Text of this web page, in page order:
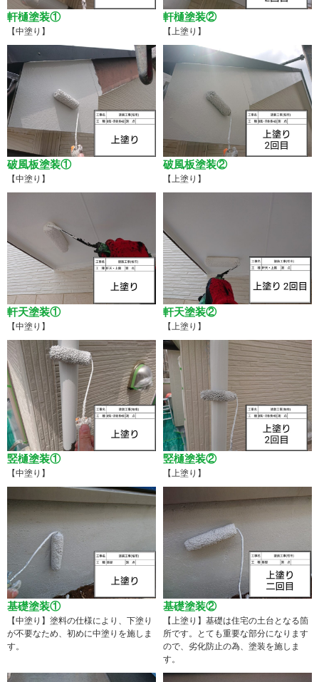
軒樋塗装①
【中塗り】
軒樋塗装②
【上塗り】
破風板塗装①
【中塗り】
破風板塗装②
【上塗り】
軒天塗装①
【中塗り】
軒天塗装②
【上塗り】
竪樋塗装①
【中塗り】
竪樋塗装②
【上塗り】
基礎塗装①
【中塗り】塗料の仕様により、下塗り
が不要なため、初めに中塗りを施しま
す。
基礎塗装②
【上塗り】基礎は住宅の土台となる箇
所です。とても重要な部分になります
ので、劣化防止の為、塗装を施しま
す。